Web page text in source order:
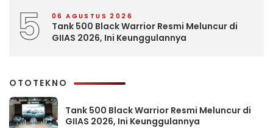
5 06 AGUSTUS 2026
Tank 500 Black Warrior Resmi Meluncur di
GIIAS 2026, Ini Keunggulannya
OTOTEKNO
Tank 500 Black Warrior Resmi Meluncur di
GIIAS 2026, Ini Keunggulannya